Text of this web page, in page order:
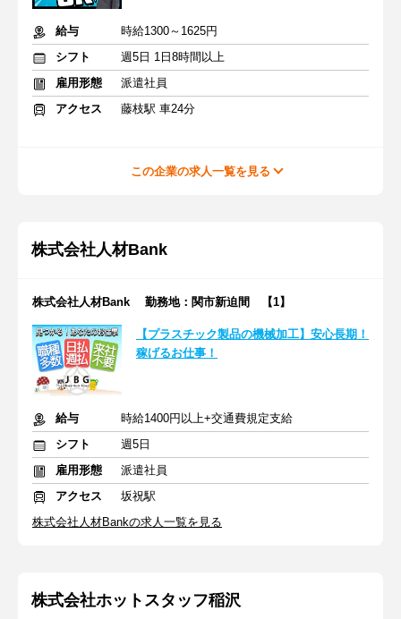
給与
時給1300～1625円
シフト
週5日 1日8時間以上
雇用形態
派遣社員
アクセス
藤枝駅 車24分
この企業の求人一覧を見る
株式会社人材Bank
株式会社人材Bank 勤務地：関市新迫間 【1】
【プラスチック製品の機械加工】安心長期！
稼げるお仕事！
給与
時給1400円以上+交通費規定支給
シフト
週5日
雇用形態
派遣社員
アクセス
坂祝駅
株式会社人材Bankの求人一覧を見る
株式会社ホットスタッフ稲沢